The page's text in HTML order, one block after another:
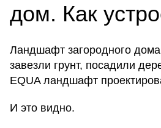
дом. Как
Ландшафт загородного
завезли грунт, посадили
EQUA ландшафт
И это видно.